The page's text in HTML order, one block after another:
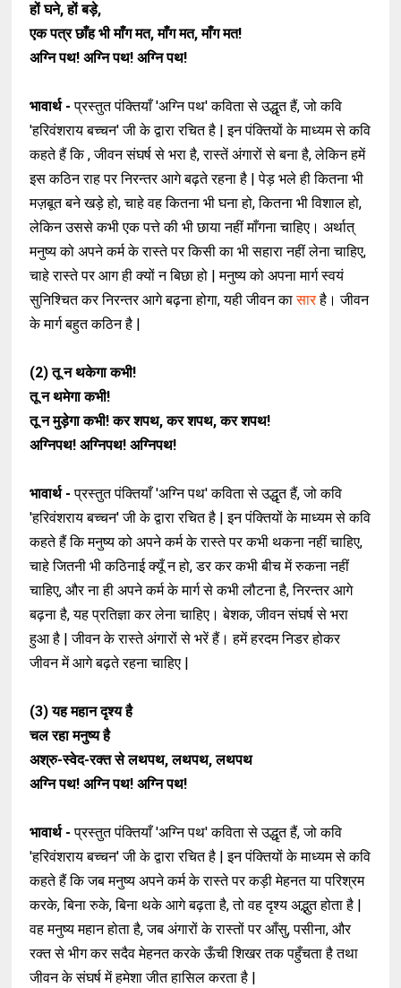
हों घने, हों बड़े,
एक पत्र छाँह भी माँग मत, माँग मत, माँग मत!
अग्नि पथ! अग्नि पथ! अग्नि पथ!
भावार्थ -प्रस्तुत पंक्तियाँ 'अग्नि पथ' कविता से उद्धृत हैं, जो कवि
'हरिवंशराय बच्चन' जी के द्वारा रचित है | इन पंक्तियों के माध्यम से कवि
कहते हैं कि , जीवन संघर्ष से भरा है, रास्तें अंगारों से बना है, लेकिन हमें
इस कठिन राह पर निरन्तर आगे बढ़ते रहना है | पेड़ भले ही कितना भी
मज़बूत बने खड़े हो, चाहे वह कितना भी घना हो, कितना भी विशाल हो,
लेकिन उससे कभी एक पत्ते की भी छाया नहीं माँगना चाहिए। अर्थात्
मनुष्य को अपने कर्म के रास्ते पर किसी का भी सहारा नहीं लेना चाहिए,
चाहे रास्ते पर आग ही क्यों न बिछा हो | मनुष्य को अपना मार्ग स्वयं
सुनिश्चित कर निरन्तर आगे बढ़ना होगा, यही जीवन कासारहै। जीवन
के मार्ग बहुत कठिन है |
(2)तू न थकेगा कभी!
तू न थमेगा कभी!
तू न मुड़ेगा कभी! कर शपथ, कर शपथ, कर शपथ!
अग्निपथ! अग्निपथ! अग्निपथ!
भावार्थ -प्रस्तुत पंक्तियाँ 'अग्नि पथ' कविता से उद्धृत हैं, जो कवि
'हरिवंशराय बच्चन' जी के द्वारा रचित है | इन पंक्तियों के माध्यम से कवि
कहते हैं कि मनुष्य को अपने कर्म के रास्ते पर कभी थकना नहीं चाहिए,
चाहे जितनी भी कठिनाई क्यूँ न हो, डर कर कभी बीच में रुकना नहीं
चाहिए, और ना ही अपने कर्म के मार्ग से कभी लौटना है, निरन्तर आगे
बढ़ना है, यह प्रतिज्ञा कर लेना चाहिए। बेशक, जीवन संघर्ष से भरा
हुआ है | जीवन के रास्ते अंगारों से भरें हैं। हमें हरदम निडर होकर
जीवन में आगे बढ़ते रहना चाहिए |
(3)यह महान दृश्य है
चल रहा मनुष्य है
अश्रु-स्वेद-रक्त से लथपथ, लथपथ, लथपथ
अग्नि पथ! अग्नि पथ! अग्नि पथ!
भावार्थ - प्रस्तुत पंक्तियाँ 'अग्नि पथ' कविता से उद्धृत हैं, जो कवि
'हरिवंशराय बच्चन' जी के द्वारा रचित है | इन पंक्तियों के माध्यम से कवि
कहते हैं कि जब मनुष्य अपने कर्म के रास्ते पर कड़ी मेहनत या परिश्रम
करके, बिना रुके, बिना थके आगे बढ़ता है, तो वह दृश्य अद्भुत होता है |
वह मनुष्य महान होता है, जब अंगारों के रास्तों पर आँसु, पसीना, और
रक्त से भीग कर सदैव मेहनत करके ऊँची शिखर तक पहुँचता है तथा
जीवन के संघर्ष में हमेशा जीत हासिल करता है |